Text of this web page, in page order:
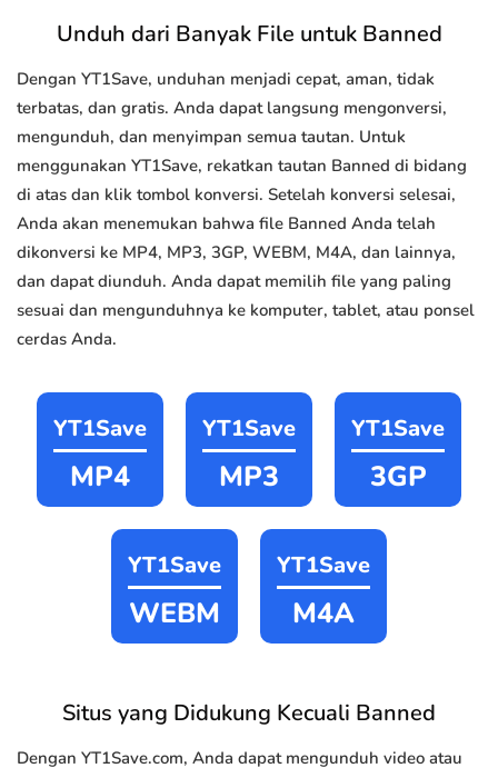
Unduh dari Banyak File untuk Banned
Dengan YT1Save, unduhan menjadi cepat, aman, tidak
terbatas, dan gratis. Anda dapat langsung mengonversi,
mengunduh, dan menyimpan semua tautan. Untuk
menggunakan YT1Save, rekatkan tautan Banned di bidang
di atas dan klik tombol konversi. Setelah konversi selesai,
Anda akan menemukan bahwa file Banned Anda telah
dikonversi ke MP4, MP3, 3GP, WEBM, M4A, dan lainnya,
dan dapat diunduh. Anda dapat memilih file yang paling
sesuai dan mengunduhnya ke komputer, tablet, atau ponsel
cerdas Anda.
YT1Save
MP4
YT1Save
MP3
YT1Save
3GP
YT1Save
WEBM
YT1Save
M4A
Situs yang Didukung Kecuali Banned
Dengan YT1Save.com, Anda dapat mengunduh video atau